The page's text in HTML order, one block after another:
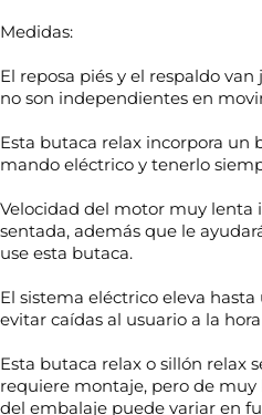
Medidas:
El reposa piés y el respaldo
no son independientes en
Esta butaca relax incorpora un
mando eléctrico y tenerlo
Velocidad del motor muy lenta
sentada, además que le
use esta butaca.
El sistema eléctrico eleva
evitar caídas al usuario a la
Esta butaca relax o sillón relax
requiere montaje, pero de
del embalaje puede variar en
l
e
N
o
m